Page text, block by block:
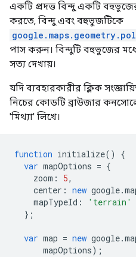
একটি প্রদত্ত বিন্দু একটি
করতে, বিন্দু এবং বহুভুজটিকে
পাস করুন। বিন্দুটি বহুভুজের
সত্য দেখায়।
যদি ব্যবহারকারীর ক্লিক
নিচের কোডটি ব্রাউজার
'মিথ্যা' লিখে।
function initialize()
{
var mapOptions = {
zoom : 5,
center : new google.
mapTypeId :
'terrain'
};
var map = new google.
mapOptions);